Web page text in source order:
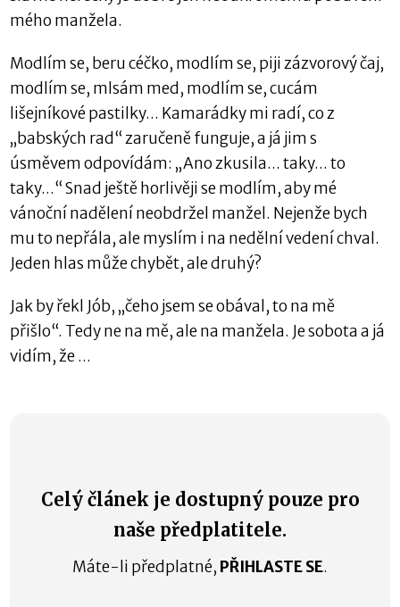
mého manžela.
Modlím se, beru céčko, modlím se, piji zázvorový čaj,
modlím se, mlsám med, modlím se, cucám
lišejníkové pastilky... Kamarádky mi radí, co z
„babských rad“ zaručeně funguje, a já jim s
úsměvem odpovídám: „Ano zkusila... taky... to
taky...“ Snad ještě horlivěji se modlím, aby mé
vánoční nadělení neobdržel manžel. Nejenže bych
mu to nepřála, ale myslím i na nedělní vedení chval.
Jeden hlas může chybět, ale druhý?
Jak by řekl Jób, „čeho jsem se obával, to na mě
přišlo“. Tedy ne na mě, ale na manžela. Je sobota a já
vidím, že ...
Celý článek je dostupný pouze pro
naše předplatitele.
Máte-li předplatné, PŘIHLASTE SE.